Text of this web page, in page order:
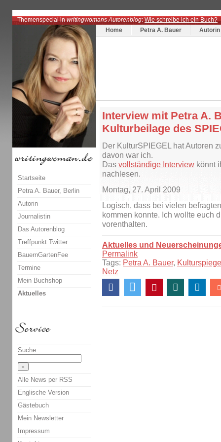
Themenspecial inwritingwomans Autorenblog:Wie schreibe ich ein Buch?
Home
Petra A. Bauer Autorin
Interview mit Petra A.
Kulturbeilage des
Der KulturSPIEGEL hat Autoren
davon war ich.
Das vollständige Interview könnt
nachlesen.
Montag, 27. April 2009
Logisch, dass bei vielen
kommen konnte. Ich wollte euch
vorenthalten.
Aktuelles und
Permalink
Tags: Petra A. Bauer,
Netz
Startseite
Petra A. Bauer, Berlin
Autorin
Journalistin
Das Autorenblog
Treffpunkt Twitter
BauernGartenFee
Termine
Mein Buchshop
Aktuelles
Suche
Alle News per RSS
Englische Version
Gästebuch
Mein Newsletter
Impressum